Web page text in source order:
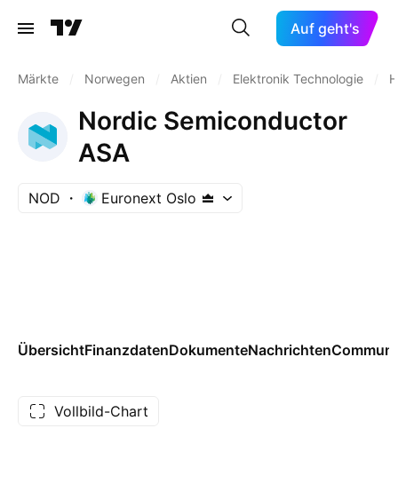
Auf geht's
Märkte Norwegen Aktien Elektronik Technologie
Nordic Semiconductor
ASA
NOD Euronext Oslo
ÜbersichtFinanzdatenDokumenteNachrichten
Vollbild-Chart